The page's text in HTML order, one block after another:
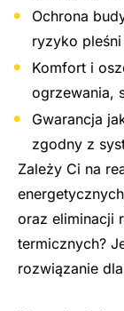
Ochrona
ryzyko
Komfort i
ogrzewania,
Gwarancja
zgodny z
Zależy Ci na
oraz eliminacji
termicznych?
rozwiązanie